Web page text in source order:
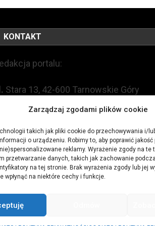
Zarządzaj zgodami plików cookie
takich jak pliki cookie do przechowywania i/
o urządzeniu. Robimy to, aby poprawić jakość
reklamy. Wyrażenie zgody na te
przetwarzanie danych, takich jak zachowanie
na tej stronie. Brak wyrażenia zgody lub jej
wpłynąć na niektóre cechy i funkcje.
KONTAKT
portalu:
Stara 13, 42-600 Tarnowskie Góry
+48 509 547 822
redakcja@czytamiwiem.pl
biuro@czytamiwiem.pl